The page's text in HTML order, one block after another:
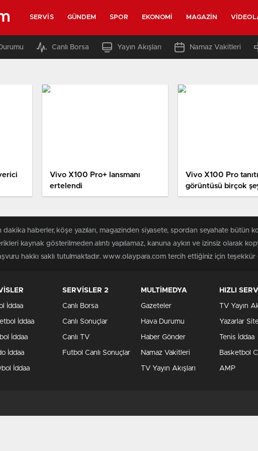
SERVIS GÜNDEM SPOR EKONOMI MAGAZIN
Canlı Borsa Yayın Akışları Namaz Vakitleri
Vivo X100 Pro+ lansmanı
ertelendi
Vivo X100 Pro
görüntüsü birçok
gösteriyor
dakika haberler, köşe yazıları, magazinden siyasete, spordan seyahate
kaynak gösterilmeden alıntı yapılamaz, kanuna aykırı ve izinsiz olarak
hakkı saklı tutulmaktadır. www.olaypara.com tercih ettiğiniz için teşekkür
İddaa
İddaa
İddaa
İddaa
İddaa
SERVİSLER 2
Canlı Borsa
Canlı Sonuçlar
Canlı TV
Futbol Canlı Sonuçlar
MULTİMEDYA
Gazeteler
Hava Durumu
Haber Gönder
Namaz Vakitleri
TV Yayın Akışları
HIZLI
TV Yayın
Yazarlar
Tenis İddaa
Basketbol
AMP